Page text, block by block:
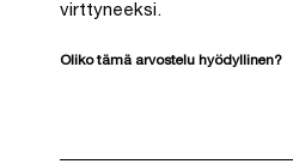
virttyneeksi.
Oliko tämä arvostelu hyödyllinen?